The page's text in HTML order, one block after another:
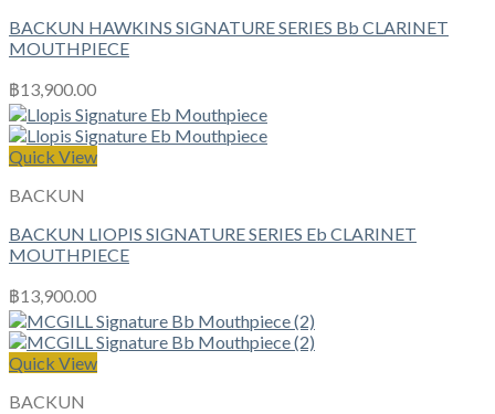
BACKUN HAWKINS SIGNATURE SERIES Bb CLARINET
MOUTHPIECE
฿13,900.00
Quick View
BACKUN
BACKUN LIOPIS SIGNATURE SERIES Eb CLARINET
MOUTHPIECE
฿13,900.00
Quick View
BACKUN